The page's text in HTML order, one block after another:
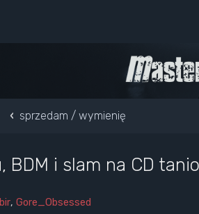
sprzedam / wymienię
BDM i slam na CD tanio
, Gore_Obsessed